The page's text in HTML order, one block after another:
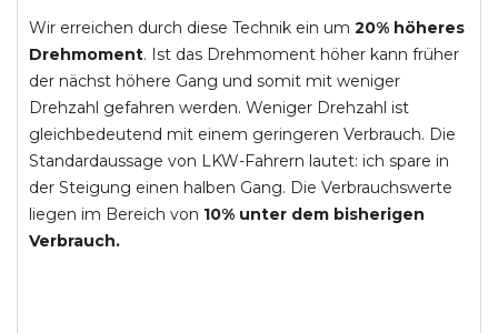
Wir erreichen durch diese Technik ein um 20% höheres
Drehmoment. Ist das Drehmoment höher kann früher
der nächst höhere Gang und somit mit weniger
Drehzahl gefahren werden. Weniger Drehzahl ist
gleichbedeutend mit einem geringeren Verbrauch. Die
Standardaussage von LKW-Fahrern lautet: ich spare in
der Steigung einen halben Gang. Die Verbrauchswerte
liegen im Bereich von 10% unter dem bisherigen
Verbrauch.